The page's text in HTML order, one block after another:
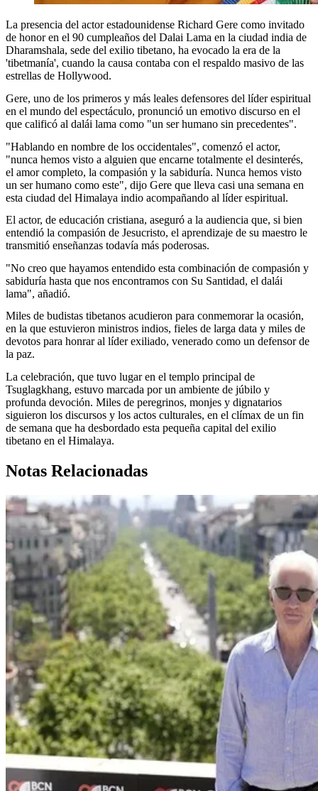
La presencia del actor estadounidense Richard Gere como invitado
de honor en el 90 cumpleaños del Dalai Lama en la ciudad india de
Dharamshala, sede del exilio tibetano, ha evocado la era de la
'tibetmanía', cuando la causa contaba con el respaldo masivo de las
estrellas de Hollywood.
Gere, uno de los primeros y más leales defensores del líder espiritual
en el mundo del espectáculo, pronunció un emotivo discurso en el
que calificó al dalái lama como "un ser humano sin precedentes".
"Hablando en nombre de los occidentales", comenzó el actor,
"nunca hemos visto a alguien que encarne totalmente el desinterés,
el amor completo, la compasión y la sabiduría. Nunca hemos visto
un ser humano como este", dijo Gere que lleva casi una semana en
esta ciudad del Himalaya indio acompañando al líder espiritual.
El actor, de educación cristiana, aseguró a la audiencia que, si bien
entendió la compasión de Jesucristo, el aprendizaje de su maestro le
transmitió enseñanzas todavía más poderosas.
"No creo que hayamos entendido esta combinación de compasión y
sabiduría hasta que nos encontramos con Su Santidad, el dalái
lama", añadió.
Miles de budistas tibetanos acudieron para conmemorar la ocasión,
en la que estuvieron ministros indios, fieles de larga data y miles de
devotos para honrar al líder exiliado, venerado como un defensor de
la paz.
La celebración, que tuvo lugar en el templo principal de
Tsuglagkhang, estuvo marcada por un ambiente de júbilo y
profunda devoción. Miles de peregrinos, monjes y dignatarios
siguieron los discursos y los actos culturales, en el clímax de un fin
de semana que ha desbordado esta pequeña capital del exilio
tibetano en el Himalaya.
Notas Relacionadas